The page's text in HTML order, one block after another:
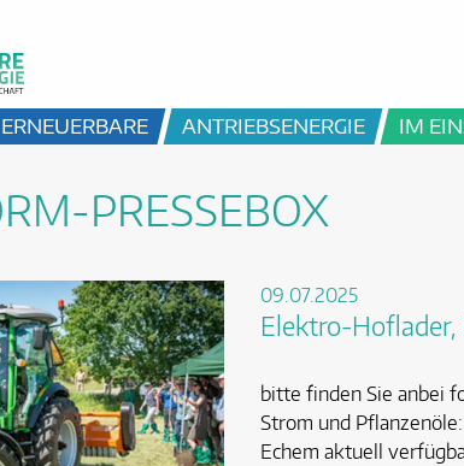
ERNEUERBARE ANTRIEBSENERGIE IM
PRESSEBOX
09.07.2025
Elektro-Hoflader,
bitte finden Sie anbei
Strom und
Echem aktuell